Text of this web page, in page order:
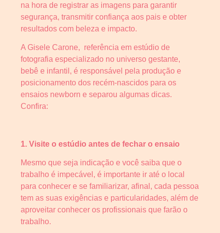
na hora de registrar as imagens para garantir
segurança, transmitir confiança aos pais e obter
resultados com beleza e impacto.
A Gisele Carone, referência em estúdio de
fotografia especializado no universo gestante,
bebê e infantil, é responsável pela produção e
posicionamento dos recém-nascidos para os
ensaios newborn e separou algumas dicas.
Confira:
1. Visite o estúdio antes de fechar o ensaio
Mesmo que seja indicação e você saiba que o
trabalho é impecável, é importante ir até o local
para conhecer e se familiarizar, afinal, cada pessoa
tem as suas exigências e particularidades, além de
aproveitar conhecer os profissionais que farão o
trabalho.